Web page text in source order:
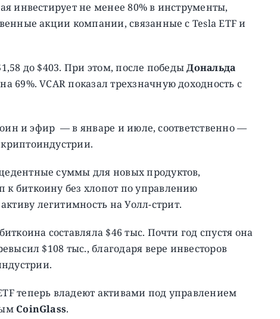
инвестирует не менее 80% в инструменты,
акции компании, связанные с Tesla ETF и
до $403. При этом, после победыДональда
69%. VCAR показал трехзначную доходность с
и эфир — в январе и июле, соответственно —
суммы для новых продуктов,
биткоину без хлопот по управлению
легитимность на Уолл-стрит.
составляла $46 тыс. Почти год спустя она
$108 тыс., благодаря вере инвесторов
теперь владеют активами под управлением
CoinGlass.